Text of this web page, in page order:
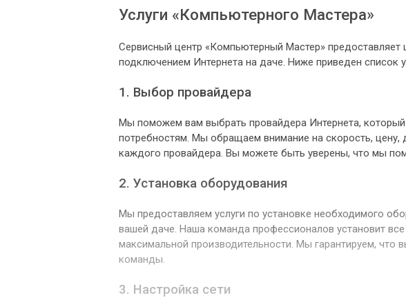
Услуги «Компьютерного Мастера»
Сервисный центр «Компьютерный Мастер» предоставляет
подключением Интернета на даче. Ниже приведен
1. Выбор провайдера
Мы поможем вам выбрать провайдера Интернета,
потребностям. Мы обращаем внимание на скорость, цену,
каждого провайдера. Вы можете быть уверены, что мы
2. Установка оборудования
Мы предоставляем услуги по установке необходимого
вашей даче. Наша команда профессионалов установит
максимальной производительности. Мы гарантируем,
команды.
3. Настройка сети